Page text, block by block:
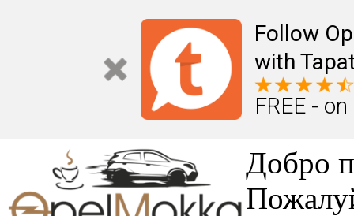
Follow
with
FREE -
Добро